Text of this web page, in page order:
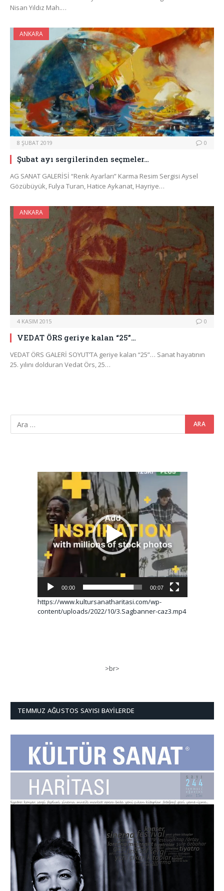
Nisan Yıldız Mah.…
ANKARA
8 ŞUBAT 2019 0
Şubat ayı sergilerinden seçmeler…
AG SANAT GALERİSİ “Renk Ayarları” Karma Resim Sergisi Aysel
Gözübüyük, Fulya Turan, Hatice Aykanat, Hayriye…
ANKARA
4 KASIM 2015 0
VEDAT ÖRS geriye kalan “25”…
VEDAT ÖRS GALERİ SOYUT’TA geriye kalan “25”… Sanat hayatının
25. yılını dolduran Vedat Örs, 25…
Video
oynatıcı
00:00 00:07
https://www.kultursanatharitasi.com/wp-
content/uploads/2022/10/3.Sagbanner-caz3.mp4
>br>
TEMMUZ AĞUSTOS SAYISI BAYILERDE